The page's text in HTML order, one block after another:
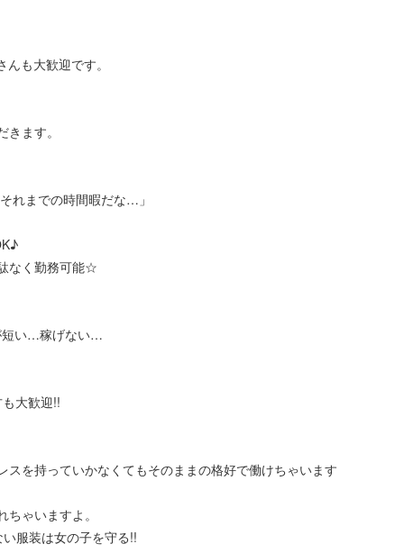
も大歓迎です。
ます。
れまでの時間暇だな…」
なく勤務可能☆
短い…稼げない…
大歓迎!!
を持っていかなくてもそのままの格好で働けちゃいます
ゃいますよ。
服装は女の子を守る!!